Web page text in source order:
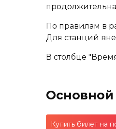
По правилам в
Для станций
В столбце
Купить билет на